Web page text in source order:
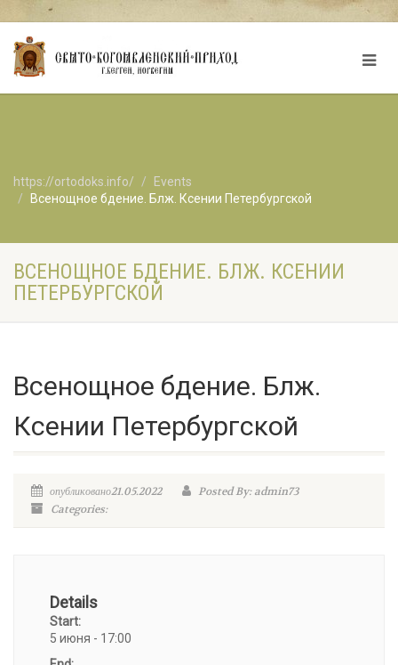
https://ortodoks.info/
Events
Всенощное бдение. Блж. Ксении Петербургской
ВСЕНОЩНОЕ БДЕНИЕ. БЛЖ. КСЕНИИ
ПЕТЕРБУРГСКОЙ
Всенощное бдение. Блж.
Ксении Петербургской
опубликовано21.05.2022
Posted By: admin73
Categories:
Details
Start:
5 июня - 17:00